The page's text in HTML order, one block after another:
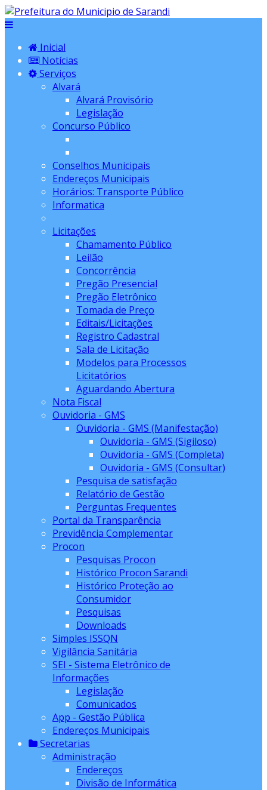
Inicial
Notícias
Serviços
Alvará
Alvará Provisório
Legislação
Concurso Público
Conselhos Municipais
Endereços Municipais
Horários: Transporte Público
Informatica
Licitações
Chamamento Público
Leilão
Concorrência
Pregão Presencial
Pregão Eletrônico
Tomada de Preço
Editais/Licitações
Registro Cadastral
Sala de Licitação
Modelos para Processos
Licitatórios
Aguardando Abertura
Nota Fiscal
Ouvidoria - GMS
Ouvidoria - GMS (Manifestação)
Ouvidoria - GMS (Sigiloso)
Ouvidoria - GMS (Completa)
Ouvidoria - GMS (Consultar)
Pesquisa de satisfação
Relatório de Gestão
Perguntas Frequentes
Portal da Transparência
Previdência Complementar
Procon
Pesquisas Procon
Histórico Procon Sarandi
Histórico Proteção ao
Consumidor
Pesquisas
Downloads
Simples ISSQN
Vigilância Sanitária
SEI - Sistema Eletrônico de
Informações
Legislação
Comunicados
App - Gestão Pública
Endereços Municipais
Secretarias
Administração
Endereços
Divisão de Informática